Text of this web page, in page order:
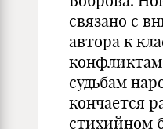
связано с
автора к
судьбам
кончается
стихийном